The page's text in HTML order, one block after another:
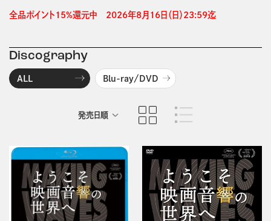
全品ポイント15%還元中　2026年8月16日（日）23:59迄
Discography
ALL Blu-ray/DVD
発売日順